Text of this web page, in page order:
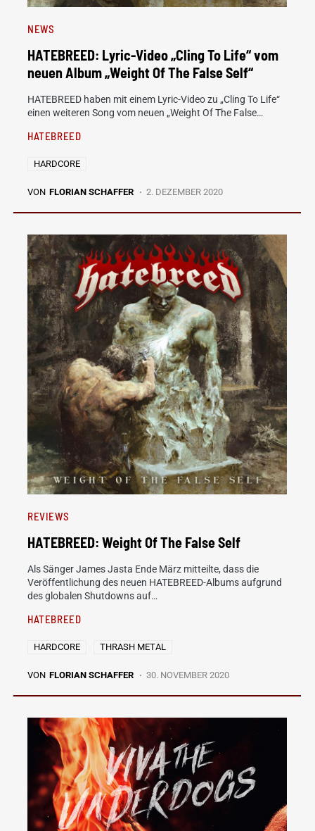
NEWS
HATEBREED: Lyric-Video „Cling To Life“ vom
neuen Album „Weight Of The False Self“
HATEBREED haben mit einem Lyric-Video zu „Cling To Life“
einen weiteren Song vom neuen „Weight Of The False…
HATEBREED
HARDCORE
VON FLORIAN SCHAFFER 2. DEZEMBER 2020
REVIEWS
HATEBREED: Weight Of The False Self
Als Sänger James Jasta Ende März mitteilte, dass die
Veröffentlichung des neuen HATEBREED-Albums aufgrund
des globalen Shutdowns auf…
HATEBREED
HARDCORE THRASH METAL
VON FLORIAN SCHAFFER 30. NOVEMBER 2020